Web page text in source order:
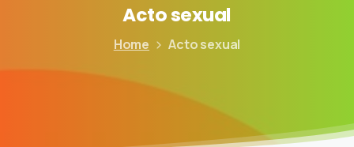
Actosexual
Home Acto sexual